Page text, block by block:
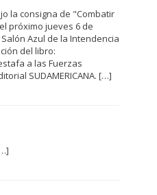
la consigna de "Combatir
próximo jueves 6 de
Azul de la Intendencia
del libro:
a las Fuerzas
SUDAMERICANA. […]